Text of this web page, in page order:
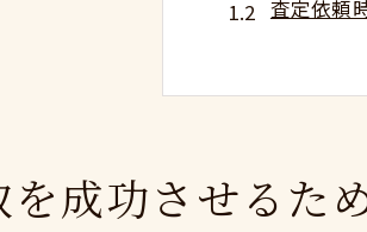
査定依頼
査定の流
査定結果
無料査定
神奈川県小田
成功させるた